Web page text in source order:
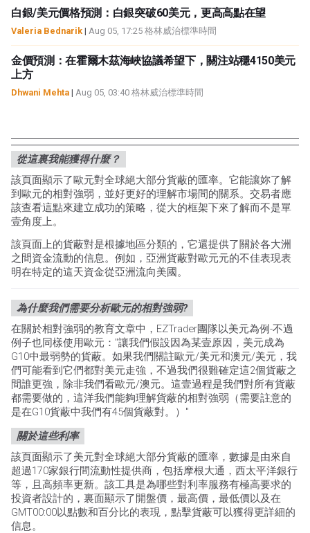
白銀/美元價格預測：白銀突破60美元，更高高點在望
Valeria Bednarik | Aug 05, 17:25 格林威治標準時間
金價預測：在霍爾木茲海峽協議希望下，關注站穩4150美元
上方
Dhwani Mehta | Aug 05, 03:40 格林威治標準時間
從這裏我能獲得什麼？
該頁面顯示了歐元對全球絕大部分貨蔽的匯率。它能讓妳了解
到歐元的相對強弱，並好更好的理解市場間的關系。交易者應
該查看這點來建立成功的策略，從大的框架下來了解而不是單
壹角度上。
該頁面上的貨蔽對是根據地區分類的，它還提供了關於各大洲
之間資金流動的信息。例如，亞洲貨蔽對歐元元的不佳表現表
明在特定的這天資金從亞洲流向美國。
為什麼我們需要分析歐元的相對強弱?
在關於相對強弱的教育文章中，EZTrader團隊以美元為例-不過
例子也同樣使用歐元："讓我們假設因為某壹原因，美元成為
G10中最弱勢的貨蔽。如果我們關註歐元/美元和澳元/美元，我
們可能看到它們都對美元走強，不過我們很難確定這2個貨蔽之
間誰更強，除非我們看歐元/澳元。這壹過程是我們對所有貨蔽
都需要做的，這洋我們能夠理解貨蔽的相對強弱（需要註意的
是在G10貨蔽中我們有45個貨蔽對。）"
關於這些利率
該頁面顯示了美元對全球絕大部分貨蔽的匯率，數據是由來自
超過170家銀行間流動性提供商，包括摩根大通，西太平洋銀行
等，且高頻率更新。該工具是為哪些對利率服務有極高要求的
投資者設計的，裏面顯示了開盤價，最高價，最低價以及在
GMT00:00以點數和百分比的表現，點擊貨蔽可以獲得更詳細的
信息。